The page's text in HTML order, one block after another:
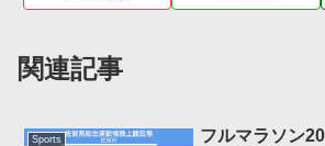
関連記事
Sports
フルマラソン